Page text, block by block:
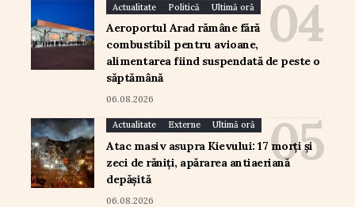
Actualitate Politică Ultimă oră
Aeroportul Arad rămâne fără
combustibil pentru avioane,
alimentarea fiind suspendată de peste o
săptămână
06.08.2026
Actualitate Externe Ultimă oră
Atac masiv asupra Kievului: 17 morți și
zeci de răniți, apărarea antiaeriană
depășită
06.08.2026